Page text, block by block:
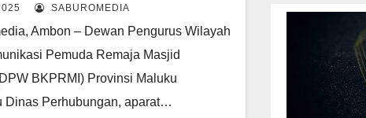
SABUROMEDIA
Ambon – Dewan Pengurus Wilayah
Pemuda Remaja Masjid
BKPRMI) Provinsi Maluku
Dinas Perhubungan, aparat…